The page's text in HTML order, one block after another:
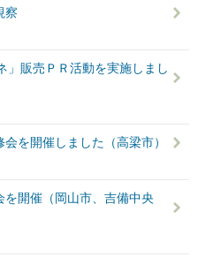
察
」販売ＰＲ活動を実施しまし
を開催しました（高梁市）
開催（岡山市、吉備中央